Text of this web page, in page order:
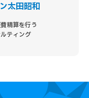
太田昭和
精算を行う
ティング